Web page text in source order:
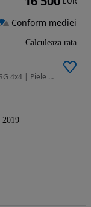
1968 cm3 • 150 CP • Škoda Karoq Style 2.0 TDI DSG 4x4 | Piele | ACC | Canton | Virtual Coc
2019
Conform mediei
Calculeaza rata